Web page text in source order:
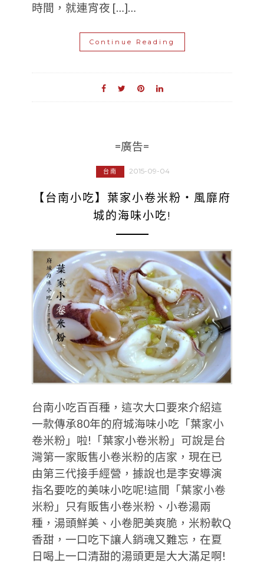
時間，就連宵夜 […]…
Continue Reading
=廣告=
台南 2015-09-04
【台南小吃】葉家小卷米粉‧風靡府
城的海味小吃!
台南小吃百百種，這次大口要來介紹這
一款傳承80年的府城海味小吃「葉家小
卷米粉」啦!「葉家小卷米粉」可說是台
灣第一家販售小卷米粉的店家，現在已
由第三代接手經營，據說也是李安導演
指名要吃的美味小吃呢!這間「葉家小卷
米粉」只有販售小卷米粉、小卷湯兩
種，湯頭鮮美、小卷肥美爽脆，米粉軟Q
香甜，一口吃下讓人銷魂又難忘，在夏
日喝上一口清甜的湯頭更是大大滿足啊!